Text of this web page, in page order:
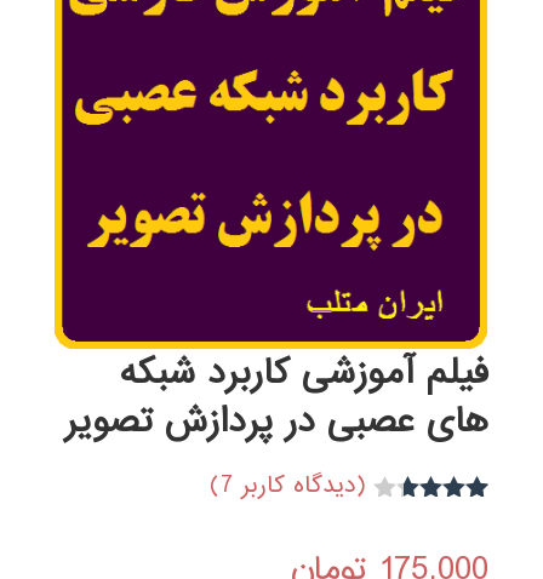
فیلم آموزشی کاربرد شبکه
های عصبی در پردازش تصویر
5 امتیاز
(دیدگاه کاربر 7
)